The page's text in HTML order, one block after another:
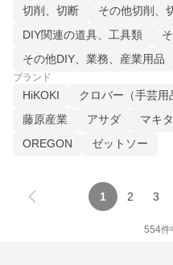
切削、切断
その他切削、
DIY関連の道具、工具類
その他DIY、業務、産業用品
ブランド
HiKOKI クロバー（手芸用
藤原産業
アサダ マキタ
OREGON
ゼットソー
1 2 3
554件